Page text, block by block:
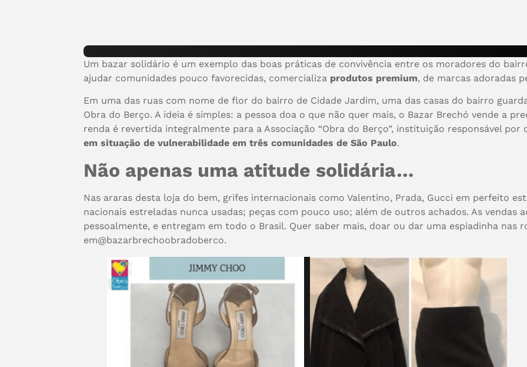
Um bazar solidário é um exemplo das boas práticas de convivência entre os moradores do
ajudar comunidades pouco favorecidas, comercializa produtos premium, de marcas adoradas
Em uma das ruas com nome de flor do bairro de Cidade Jardim, uma das casas do bairro
Obra do Berço. A ideia é simples: a pessoa doa o que não quer mais, o Bazar Brechó vende a
renda é revertida integralmente para a Associação “Obra do Berço”, instituição responsável por
em situação de vulnerabilidade em três comunidades de São Paulo.
Não apenas uma atitude solidária…
Nas araras desta loja do bem, grifes internacionais como Valentino, Prada, Gucci em perfeito
nacionais estreladas nunca usadas; peças com pouco uso; além de outros achados. As vendas
pessoalmente, e entregam em todo o Brasil. Quer saber mais, doar ou dar uma espiadinha nas
em@bazarbrechoobradoberco.